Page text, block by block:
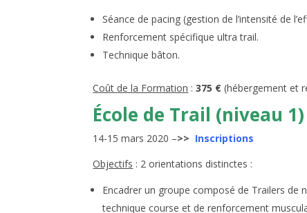
Séance de pacing (gestion de l’intensité de
Renforcement spécifique ultra trail.
Technique bâton.
Coût de la Formation :375 € (hébergement et
École de Trail (niveau 1)
14-15 mars 2020 –>> Inscriptions
Objectifs : 2 orientations distinctes :
Encadrer un groupe composé de Trailers de
technique course et de renforcement